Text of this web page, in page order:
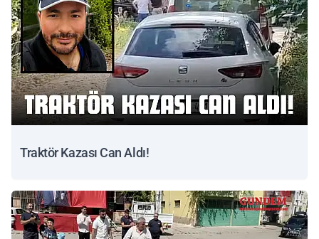
Traktör Kazası Can Aldı!